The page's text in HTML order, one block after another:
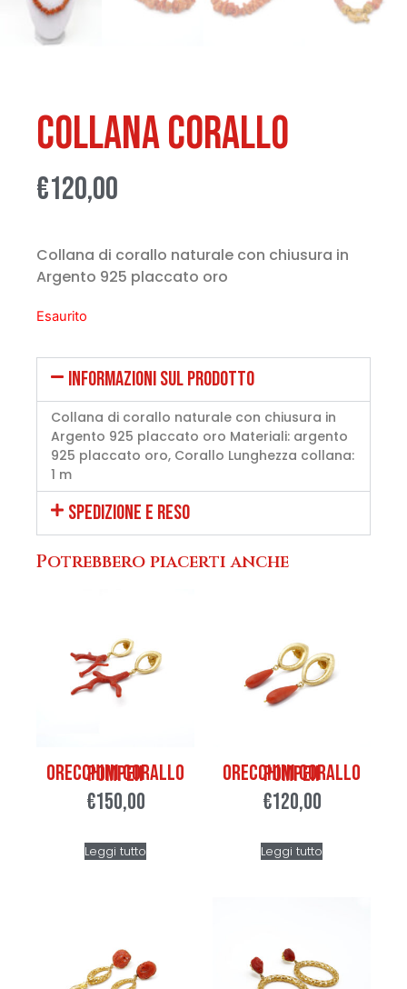
Collana Corallo
€120,00
Collana di corallo naturale con chiusura in
Argento 925 placcato oro
Esaurito
INFORMAZIONI SUL PRODOTTO
Collana di corallo naturale con chiusura in
Argento 925 placcato oro Materiali: argento
925 placcato oro, Corallo Lunghezza collana:
1 m
SPEDIZIONE E RESO
Potrebbero piacerti anche
Orecchini corallo Pompeii
€150,00
Leggi tutto
Orecchini corallo Pompeii
€120,00
Leggi tutto